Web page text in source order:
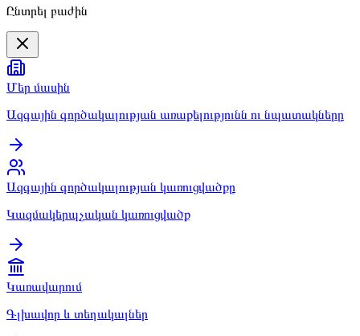
Ընտրել բաժին
Մեր մասին
Ազգային գործակալության առաքելությունն ու նպատակները
Ազգային գործակալության կառուցվածքը
Կազմակերպչական կառուցվածք
Կառավարում
Գլխավոր և տեղակալներ